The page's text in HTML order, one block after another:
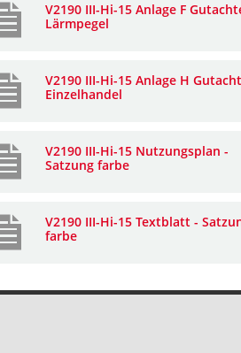
V2190 III-Hi-15 Anlage F
Lärmpegel
V2190 III-Hi-15 Anlage H
Einzelhandel
V2190 III-Hi-15 Nutzungsplan -
Satzung farbe
V2190 III-Hi-15 Textblatt -
farbe